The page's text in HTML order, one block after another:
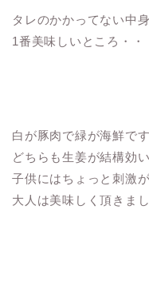
タレのかかってない中
1番美味しいところ・・
白が豚肉で緑が海鮮です
どちらも生姜が結構効
子供にはちょっと刺激が
大人は美味しく頂きま